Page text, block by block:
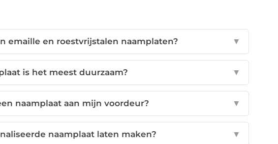
emaille en roestvrijstalen naamplaten? ▼
is het meest duurzaam? ▼
naamplaat aan mijn voordeur? ▼
naamplaat laten maken? ▼